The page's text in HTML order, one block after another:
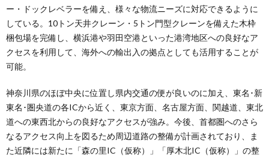
ー・ドックレベラーを備え、様々な物流ニーズに対応できるように
している。10トン天井クレーン・5トン門型クレーンを備えた木枠
梱包場を完備し、横浜港や羽田空港といった港湾地区への良好なア
クセスを利用して、海外への輸出入の拠点としても活用することが
可能。
神奈川県のほぼ中央に位置し県内交通の便が良いのに加え、東名･新
東名･圏央道の各ICから近く、東京方面、名古屋方面、関越道、東北
道への東西北からの良好なアクセスが強み。今後、首都圏へのさら
なるアクセス向上を図るため周辺道路の整備が計画されており、ま
た近隣には新たに「森の里IC（仮称）」「厚木北IC（仮称）」の整